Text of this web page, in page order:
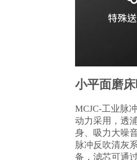
小平面磨
MCJC-工业脉
动力采用，透
身、吸力大噪
脉冲反吹清灰
备，滤芯可通